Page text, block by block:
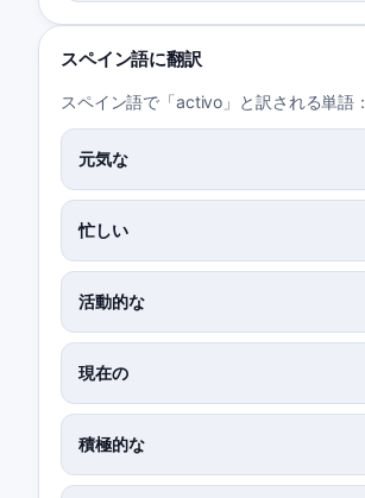
スペイン語に翻訳
スペイン語で「activo」と訳される単語：
元気な
忙しい
活動的な
現在の
積極的な